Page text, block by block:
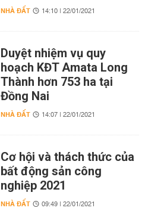
NHÀ ĐẤT 14:10 | 22/01/2021
Duyệt nhiệm vụ quy
hoạch KĐT Amata Long
Thành hơn 753 ha tại
Đồng Nai
NHÀ ĐẤT 14:07 | 22/01/2021
Cơ hội và thách thức của
bất động sản công
nghiệp 2021
NHÀ ĐẤT 09:49 | 22/01/2021